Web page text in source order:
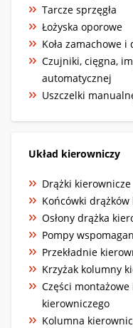
Tarcze sprzęgła
Łożyska oporowe
Koła zamachowe
Czujniki, cięgna,
automatycznej
Uszczelki
Układ kierowniczy
Drążki kierownicze
Końcówki
Osłony drążka
Pompy
Przekładnie
Krzyżak kolumny
Części
kierowniczego
Kolumna